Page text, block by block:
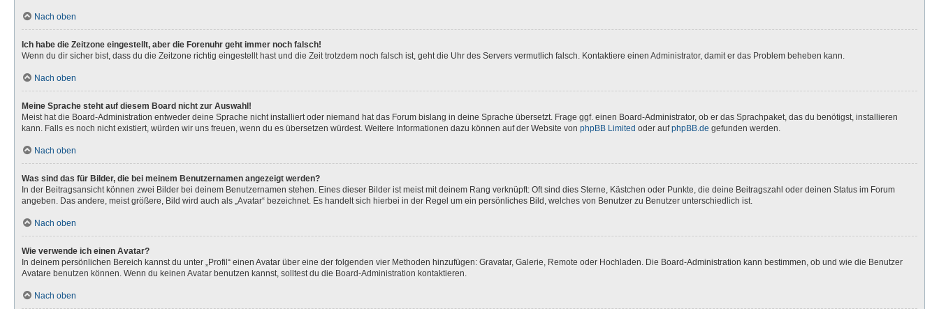
Nach oben
Ich habe die Zeitzone eingestellt, aber die Forenuhr geht immer noch falsch!
Wenn du dir sicher bist, dass du die Zeitzone richtig eingestellt hast und die Zeit trotzdem noch falsch ist, geht die Uhr des Servers vermutlich falsch. Kontaktiere einen Administrator, damit er das Problem beheben kann.
Nach oben
Meine Sprache steht auf diesem Board nicht zur Auswahl!
Meist hat die Board-Administration entweder deine Sprache nicht installiert oder niemand hat das Forum bislang in deine Sprache übersetzt. Frage ggf. einen Board-Administrator, ob er das Sprachpaket, das du benötigst, installieren
kann. Falls es noch nicht existiert, würden wir uns freuen, wenn du es übersetzen würdest. Weitere Informationen dazu können auf der Website von phpBB Limited oder aufphpBB.de gefunden werden.
Nach oben
Was sind das für Bilder, die bei meinem Benutzernamen angezeigt werden?
In der Beitragsansicht können zwei Bilder bei deinem Benutzernamen stehen. Eines dieser Bilder ist meist mit deinem Rang verknüpft: Oft sind dies Sterne, Kästchen oder Punkte, die deine Beitragszahl oder deinen Status im Forum
angeben. Das andere, meist größere, Bild wird auch als „Avatar“ bezeichnet. Es handelt sich hierbei in der Regel um ein persönliches Bild, welches von Benutzer zu Benutzer unterschiedlich ist.
Nach oben
Wie verwende ich einen Avatar?
In deinem persönlichen Bereich kannst du unter „Profil“ einen Avatar über eine der folgenden vier Methoden hinzufügen: Gravatar, Galerie, Remote oder Hochladen. Die Board-Administration kann bestimmen, ob und wie die Benutzer
Avatare benutzen können. Wenn du keinen Avatar benutzen kannst, solltest du die Board-Administration kontaktieren.
Nach oben